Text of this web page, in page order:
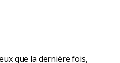
que la dernière fois,